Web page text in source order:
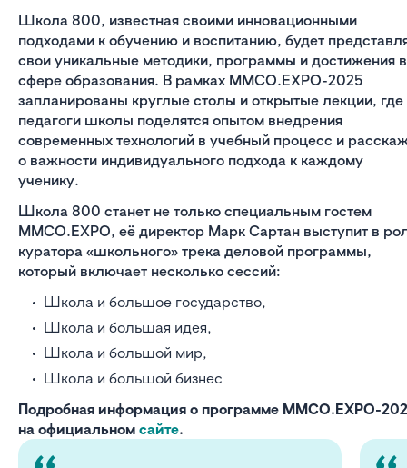
Школа 800, известная своими инновационными
подходами к обучению и воспитанию, будет
свои уникальные методики, программы и достижения в
сфере образования. В рамках MMCO.EXPO-2025
запланированы круглые столы и открытые лекции, где
педагоги школы поделятся опытом внедрения
современных технологий в учебный процесс и
о важности индивидуального подхода к каждому
ученику.
Школа 800 станет не только специальным гостем
MMCO.EXPO, её директор Марк Сартан выступит в
куратора «школьного» трека деловой программы,
который включает несколько сессий:
Школа и большое государство,
Школа и большая идея,
Школа и большой мир,
Школа и большой бизнес
Подробная информация о программе MMCO.EXPO-
на официальном сайте.